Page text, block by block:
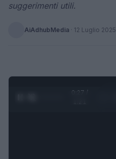
suggerimenti utili.
AiAdhubMedia · 12 Luglio 2025
0:28 /